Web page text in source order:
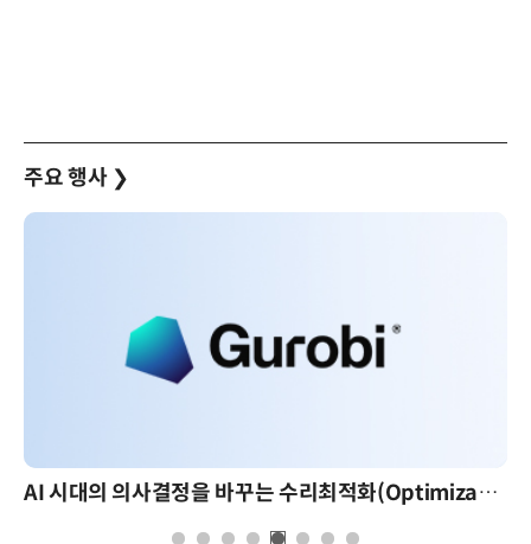
주요 행사 ❯
AI 시대의 의사결정을 바꾸는 수리최적화(Optimization): 실제 산업 적용 사례와 활용 전략 AI 핀